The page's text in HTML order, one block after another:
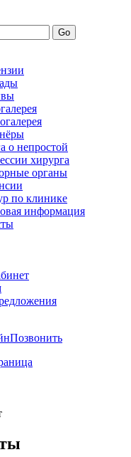
о непростой
хирурга
органы
по клинике
информация
Позвонить